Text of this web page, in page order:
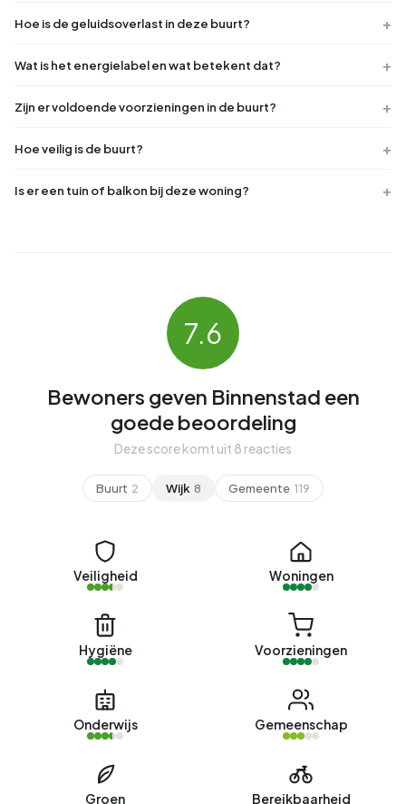
Hoe is de geluidsoverlast in deze buurt?
Wat is het energielabel en wat betekent dat?
Zijn er voldoende voorzieningen in de buurt?
Hoe veilig is de buurt?
Is er een tuin of balkon bij deze woning?
7.6
Bewoners geven Binnenstad een
goede beoordeling
Deze score komt uit 8 reacties
Buurt 2 Wijk 8 Gemeente 119
Veiligheid Woningen
Hygiëne Voorzieningen
Onderwijs Gemeenschap
Groen Bereikbaarheid